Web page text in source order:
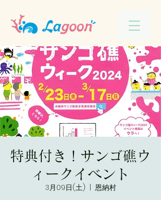
特典付き！サンゴ礁ウ
ィークイベント
3月09日(土)
恩納村